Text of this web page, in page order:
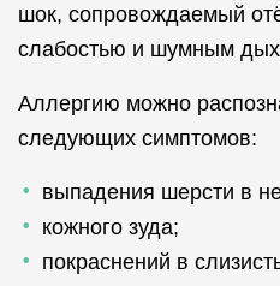
шок, сопровождаемый
слабостью и шумным
Аллергию можно
следующих симптомов:
выпадения шерсти в
кожного зуда;
покраснений в